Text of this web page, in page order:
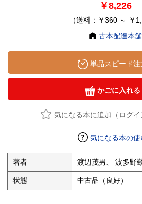
￥8,226
（送料：￥360 ～ ￥
古本配達本舗
単品スピード注
かごに入れる
気になる本に追加（ログイ
気になる本の使
著者 渡辺茂男、 波多野
状態 中古品（良好）